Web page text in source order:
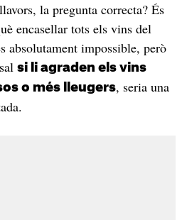
la pregunta correcta? És
encasellar tots els vins del
absolutament impossible, però
si li agraden els vins
o més lleugers, seria una